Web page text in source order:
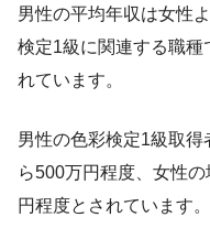
男性の平均年収は女性
検定1級に関連する職種
れています。
男性の色彩検定1級取
ら500万円程度、女性
円程度とされています